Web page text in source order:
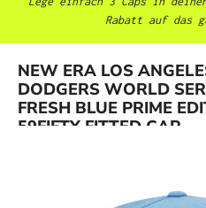
Rabatt auf das
NEW ERA LOS
DODGERS WORLD
FRESH BLUE PRIME
59FIFTY FITTED CAP
Bildergalerie überspringen